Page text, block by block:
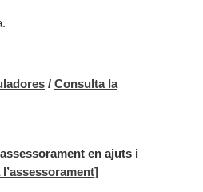
/ Consulta la
en ajuts i